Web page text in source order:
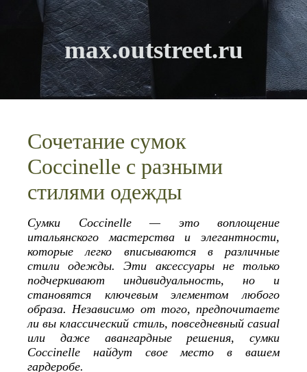
max.outstreet.ru
Сочетание сумок
Coccinelle с разными
стилями одежды
Сумки Coccinelle — это воплощение
итальянского мастерства и элегантности,
которые легко вписываются в различные
стили одежды. Эти аксессуары не только
подчеркивают индивидуальность, но и
становятся ключевым элементом любого
образа. Независимо от того, предпочитаете
ли вы классический стиль, повседневный casual
или даже авангардные решения, сумки
Coccinelle найдут свое место в вашем
гардеробе.